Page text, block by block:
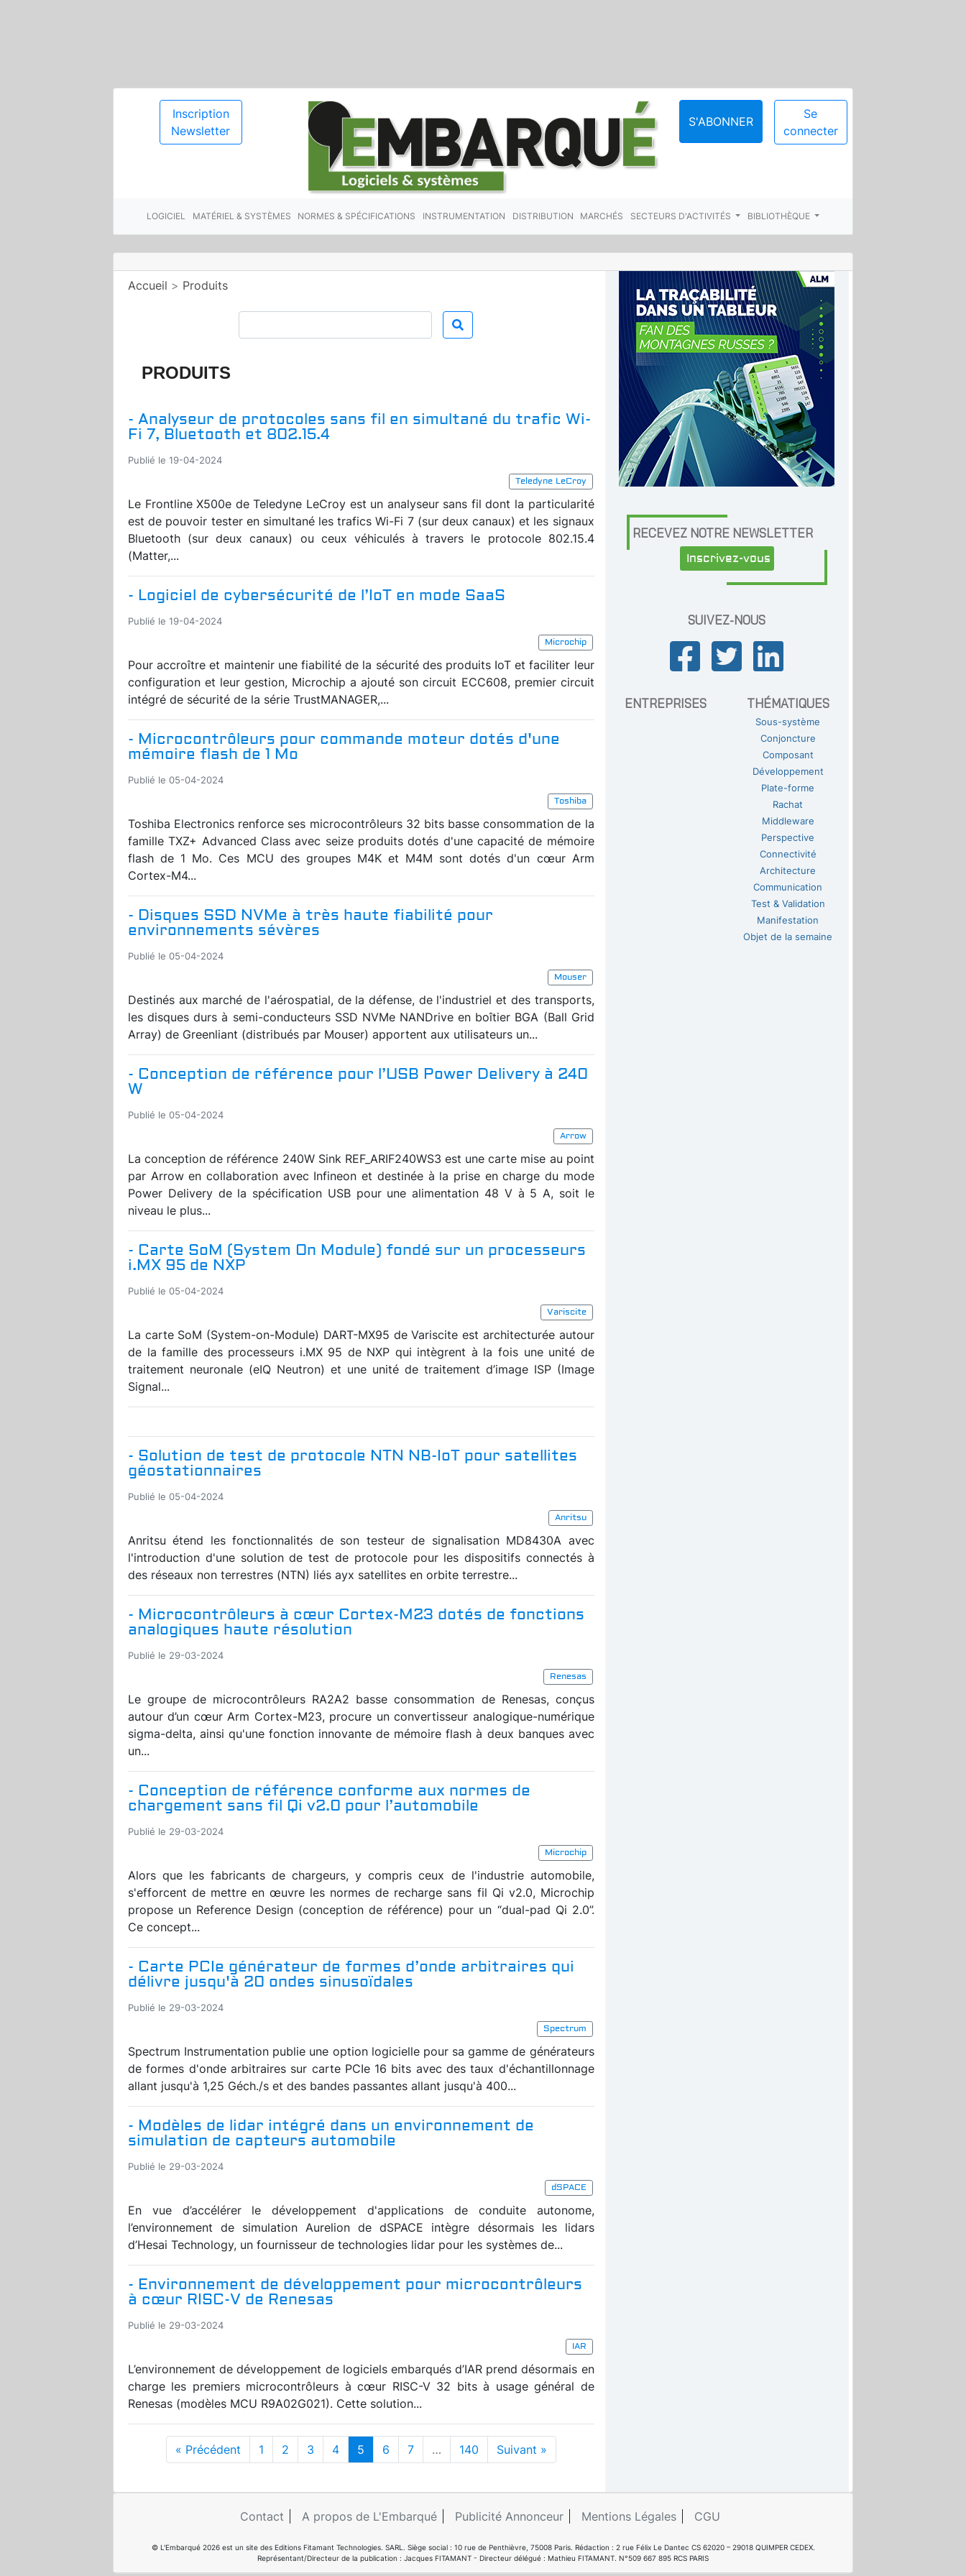
Inscription
Newsletter
S'ABONNER
Se
connecter
LOGICIEL MATÉRIEL & SYSTÈMES NORMES & SPÉCIFICATIONS INSTRUMENTATION DISTRIBUTION MARCHÉS SECTEURS D'ACTIVITÉS BIBLIOTHÈQUE
Accueil > Produits
PRODUITS
- Analyseur de protocoles sans fil en simultané du trafic Wi-
Fi 7, Bluetooth et 802.15.4
Publié le 19-04-2024
Teledyne LeCroy
Le Frontline X500e de Teledyne LeCroy est un analyseur sans fil dont la particularité
est de pouvoir tester en simultané les trafics Wi-Fi 7 (sur deux canaux) et les signaux
Bluetooth (sur deux canaux) ou ceux véhiculés à travers le protocole 802.15.4
(Matter,...
- Logiciel de cybersécurité de l’IoT en mode SaaS
Publié le 19-04-2024
Microchip
Pour accroître et maintenir une fiabilité de la sécurité des produits IoT et faciliter leur
configuration et leur gestion, Microchip a ajouté son circuit ECC608, premier circuit
intégré de sécurité de la série TrustMANAGER,...
- Microcontrôleurs pour commande moteur dotés d'une
mémoire flash de 1 Mo
Publié le 05-04-2024
Toshiba
Toshiba Electronics renforce ses microcontrôleurs 32 bits basse consommation de la
famille TXZ+ Advanced Class avec seize produits dotés d'une capacité de mémoire
flash de 1 Mo. Ces MCU des groupes M4K et M4M sont dotés d'un cœur Arm
Cortex-M4...
- Disques SSD NVMe à très haute fiabilité pour
environnements sévères
Publié le 05-04-2024
Mouser
Destinés aux marché de l'aérospatial, de la défense, de l'industriel et des transports,
les disques durs à semi-conducteurs SSD NVMe NANDrive en boîtier BGA (Ball Grid
Array) de Greenliant (distribués par Mouser) apportent aux utilisateurs un...
- Conception de référence pour l’USB Power Delivery à 240
W
Publié le 05-04-2024
Arrow
La conception de référence 240W Sink REF_ARIF240WS3 est une carte mise au point
par Arrow en collaboration avec Infineon et destinée à la prise en charge du mode
Power Delivery de la spécification USB pour une alimentation 48 V à 5 A, soit le
niveau le plus...
- Carte SoM (System On Module) fondé sur un processeurs
i.MX 95 de NXP
Publié le 05-04-2024
Variscite
La carte SoM (System-on-Module) DART-MX95 de Variscite est architecturée autour
de la famille des processeurs i.MX 95 de NXP qui intègrent à la fois une unité de
traitement neuronale (eIQ Neutron) et une unité de traitement d’image ISP (Image
Signal...
- Solution de test de protocole NTN NB-IoT pour satellites
géostationnaires
Publié le 05-04-2024
Anritsu
Anritsu étend les fonctionnalités de son testeur de signalisation MD8430A avec
l'introduction d'une solution de test de protocole pour les dispositifs connectés à
des réseaux non terrestres (NTN) liés ayx satellites en orbite terrestre...
- Microcontrôleurs à cœur Cortex-M23 dotés de fonctions
analogiques haute résolution
Publié le 29-03-2024
Renesas
Le groupe de microcontrôleurs RA2A2 basse consommation de Renesas, conçus
autour d’un cœur Arm Cortex-M23, procure un convertisseur analogique-numérique
sigma-delta, ainsi qu'une fonction innovante de mémoire flash à deux banques avec
un...
- Conception de référence conforme aux normes de
chargement sans fil Qi v2.0 pour l’automobile
Publié le 29-03-2024
Microchip
Alors que les fabricants de chargeurs, y compris ceux de l'industrie automobile,
s'efforcent de mettre en œuvre les normes de recharge sans fil Qi v2.0, Microchip
propose un Reference Design (conception de référence) pour un “dual-pad Qi 2.0”.
Ce concept...
- Carte PCIe générateur de formes d’onde arbitraires qui
délivre jusqu'à 20 ondes sinusoïdales
Publié le 29-03-2024
Spectrum
Spectrum Instrumentation publie une option logicielle pour sa gamme de générateurs
de formes d'onde arbitraires sur carte PCIe 16 bits avec des taux d'échantillonnage
allant jusqu'à 1,25 Géch./s et des bandes passantes allant jusqu'à 400...
- Modèles de lidar intégré dans un environnement de
simulation de capteurs automobile
Publié le 29-03-2024
dSPACE
En vue d’accélérer le développement d'applications de conduite autonome,
l’environnement de simulation Aurelion de dSPACE intègre désormais les lidars
d’Hesai Technology, un fournisseur de technologies lidar pour les systèmes de...
- Environnement de développement pour microcontrôleurs
à cœur RISC-V de Renesas
Publié le 29-03-2024
IAR
L’environnement de développement de logiciels embarqués d’IAR prend désormais en
charge les premiers microcontrôleurs à cœur RISC-V 32 bits à usage général de
Renesas (modèles MCU R9A02G021). Cette solution...
« Précédent 1 2 3 4 5 6 7 … 140 Suivant »
RECEVEZ NOTRE NEWSLETTER
Inscrivez-vous
SUIVEZ-NOUS
ENTREPRISES THÉMATIQUES
Sous-système
Conjoncture
Composant
Développement
Plate-forme
Rachat
Middleware
Perspective
Connectivité
Architecture
Communication
Test & Validation
Manifestation
Objet de la semaine
Contact A propos de L'Embarqué Publicité Annonceur Mentions Légales CGU
© L'Embarqué 2026 est un site des Editions Fitamant Technologies. SARL. Siège social : 10 rue de Penthièvre, 75008 Paris. Rédaction : 2 rue Félix Le Dantec CS 62020 – 29018 QUIMPER CEDEX.
Représentant/Directeur de la publication : Jacques FITAMANT - Directeur délégué : Mathieu FITAMANT. N°509 667 895 RCS PARIS